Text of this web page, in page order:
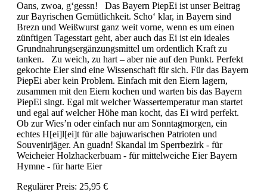
Oans, zwoa, g‘gessn! Das Bayern PiepEi ist unser Beitrag
zur Bayrischen Gemütlichkeit. Scho‘ klar, in Bayern sind
Brezn und Weißwurst ganz weit vorne, wenn es um einen
zünftigen Tagesstart geht, aber auch das Ei ist ein ideales
Grundnahrungsergänzungsmittel um ordentlich Kraft zu
tanken. Zu weich, zu hart – aber nie auf den Punkt. Perfekt
gekochte Eier sind eine Wissenschaft für sich. Für das Bayern
PiepEi aber kein Problem. Einfach mit den Eiern lagern,
zusammen mit den Eiern kochen und warten bis das Bayern
PiepEi singt. Egal mit welcher Wassertemperatur man startet
und egal auf welcher Höhe man kocht, das Ei wird perfekt.
Ob zur Wies’n oder einfach nur am Sonntagmorgen, ein
echtes H[ei]l[ei]t für alle bajuwarischen Patrioten und
Souvenirjäger. An guadn! Skandal im Sperrbezirk - für
Weicheier Holzhackerbuam - für mittelweiche Eier Bayern
Hymne - für harte Eier
Regulärer Preis: 25,95 €